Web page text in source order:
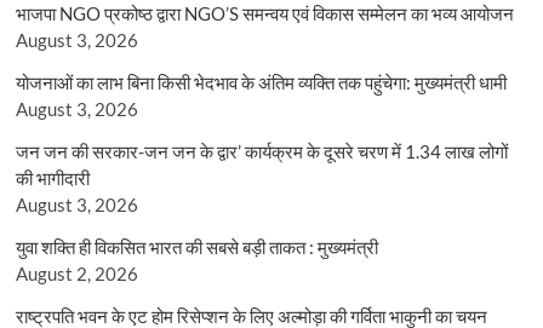
भाजपा NGO प्रकोष्ठ द्वारा NGO’S समन्वय एवं विकास सम्मेलन का भव्य आयोजन
August 3, 2026
योजनाओं का लाभ बिना किसी भेदभाव के अंतिम व्यक्ति तक पहुंचेगा: मुख्यमंत्री धामी
August 3, 2026
जन जन की सरकार-जन जन के द्वार’ कार्यक्रम के दूसरे चरण में 1.34 लाख लोगों
की भागीदारी
August 3, 2026
युवा शक्ति ही विकसित भारत की सबसे बड़ी ताकत : मुख्यमंत्री
August 2, 2026
राष्ट्रपति भवन के एट होम रिसेप्शन के लिए अल्मोड़ा की गर्विता भाकुनी का चयन